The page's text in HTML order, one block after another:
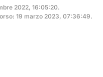
2022, 16:05:20.
19 marzo 2023, 07:36:49.